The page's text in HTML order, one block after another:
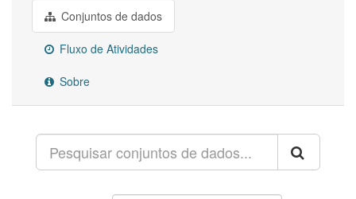
Conjuntos de dados
Fluxo de Atividades
Sobre